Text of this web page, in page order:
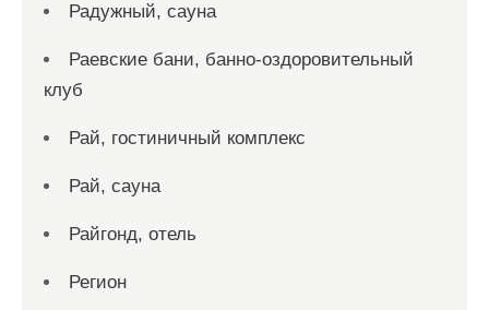
Радужный, сауна
Раевские бани, банно-оздоровительный
клуб
Рай, гостиничный комплекс
Рай, сауна
Райгонд, отель
Регион